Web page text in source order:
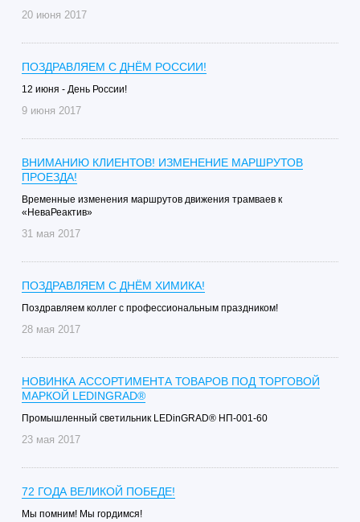
20 июня 2017
ПОЗДРАВЛЯЕМ С ДНЁМ РОССИИ!
12 июня - День России!
9 июня 2017
ВНИМАНИЮ КЛИЕНТОВ! ИЗМЕНЕНИЕ МАРШРУТОВ
ПРОЕЗДА!
Временные изменения маршрутов движения трамваев к
«НеваРеактив»
31 мая 2017
ПОЗДРАВЛЯЕМ С ДНЁМ ХИМИКА!
Поздравляем коллег с профессиональным праздником!
28 мая 2017
НОВИНКА АССОРТИМЕНТА ТОВАРОВ ПОД ТОРГОВОЙ
МАРКОЙ LEDINGRAD®
Промышленный светильник LEDinGRAD® НП-001-60
23 мая 2017
72 ГОДА ВЕЛИКОЙ ПОБЕДЕ!
Мы помним! Мы гордимся!